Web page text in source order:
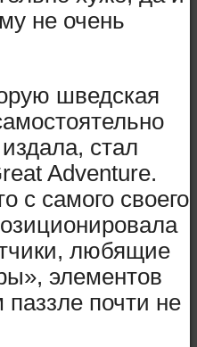
не очень
шведская
стал
Adventure.
с самого своего
любящие
элементов
паззле почти не